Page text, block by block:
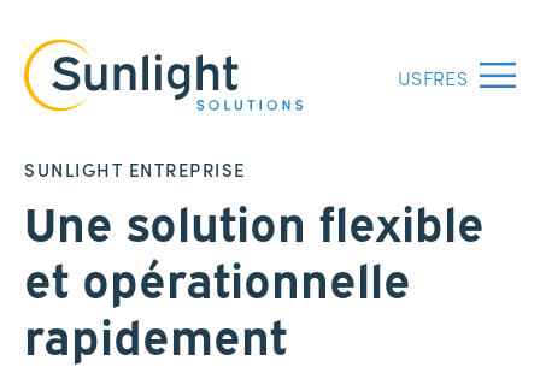
USFRES
SUNLIGHT ENTREPRISE
Une solution flexible
et opérationnelle
rapidement